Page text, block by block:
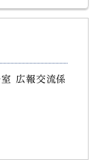
広報交流係